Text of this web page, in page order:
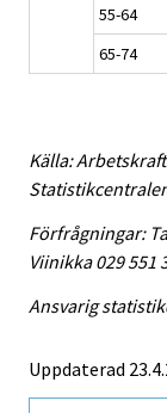
55-64
65-74
Källa:
Förfrågningar:
Viinikka 029 551
Ansvarig
Uppdaterad